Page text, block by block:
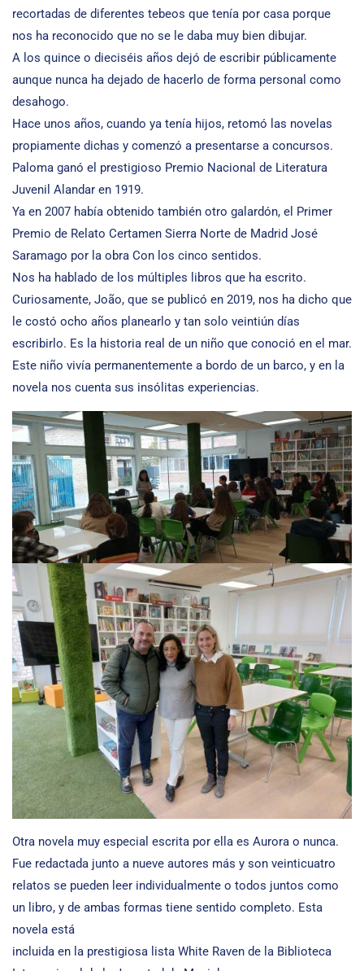
recortadas de diferentes tebeos que tenía por casa porque
nos ha reconocido que no se le daba muy bien dibujar.
A los quince o dieciséis años dejó de escribir públicamente
aunque nunca ha dejado de hacerlo de forma personal como
desahogo.
Hace unos años, cuando ya tenía hijos, retomó las novelas
propiamente dichas y comenzó a presentarse a concursos.
Paloma ganó el prestigioso Premio Nacional de Literatura
Juvenil Alandar en 1919.
Ya en 2007 había obtenido también otro galardón, el Primer
Premio de Relato Certamen Sierra Norte de Madrid José
Saramago por la obra Con los cinco sentidos.
Nos ha hablado de los múltiples libros que ha escrito.
Curiosamente, João, que se publicó en 2019, nos ha dicho que
le costó ocho años planearlo y tan solo veintiún días
escribirlo. Es la historia real de un niño que conoció en el mar.
Este niño vivía permanentemente a bordo de un barco, y en la
novela nos cuenta sus insólitas experiencias.
Otra novela muy especial escrita por ella es Aurora o nunca.
Fue redactada junto a nueve autores más y son veinticuatro
relatos se pueden leer individualmente o todos juntos como
un libro, y de ambas formas tiene sentido completo. Esta
novela está
incluida en la prestigiosa lista White Raven de la Biblioteca